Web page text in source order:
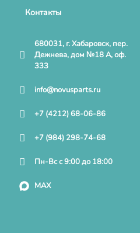
Контакты
680031, г. Хабаровск, пер.
Дежнева, дом №18 А, оф.
333
info@novusparts.ru
+7 (4212) 68-06-86
+7 (984) 298-74-68
Пн-Вс с 9:00 до 18:00
MAX